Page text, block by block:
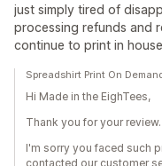
just simply tired of
processing refunds and
continue to print in
Spreadshirt Print On
Hi Made in the EighTees,
Thank you for your review.
I'm sorry you faced such
contacted our customer